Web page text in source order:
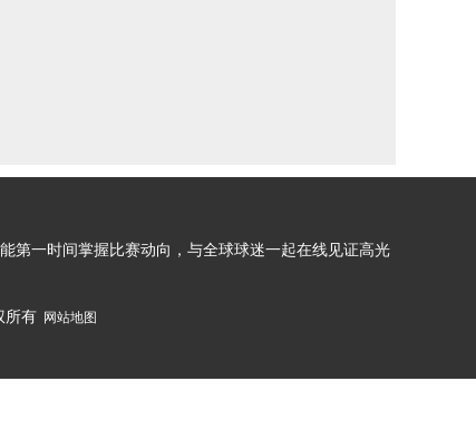
第一时间掌握比赛动向，与全球球迷一起在线见证高光
所有 网站地图